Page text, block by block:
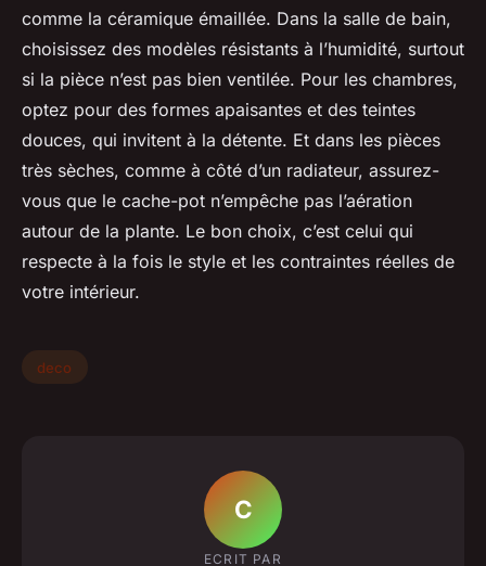
comme la céramique émaillée. Dans la salle de bain,
choisissez des modèles résistants à l’humidité, surtout
si la pièce n’est pas bien ventilée. Pour les chambres,
optez pour des formes apaisantes et des teintes
douces, qui invitent à la détente. Et dans les pièces
très sèches, comme à côté d’un radiateur, assurez-
vous que le cache-pot n’empêche pas l’aération
autour de la plante. Le bon choix, c’est celui qui
respecte à la fois le style et les contraintes réelles de
votre intérieur.
deco
C
ECRIT PAR